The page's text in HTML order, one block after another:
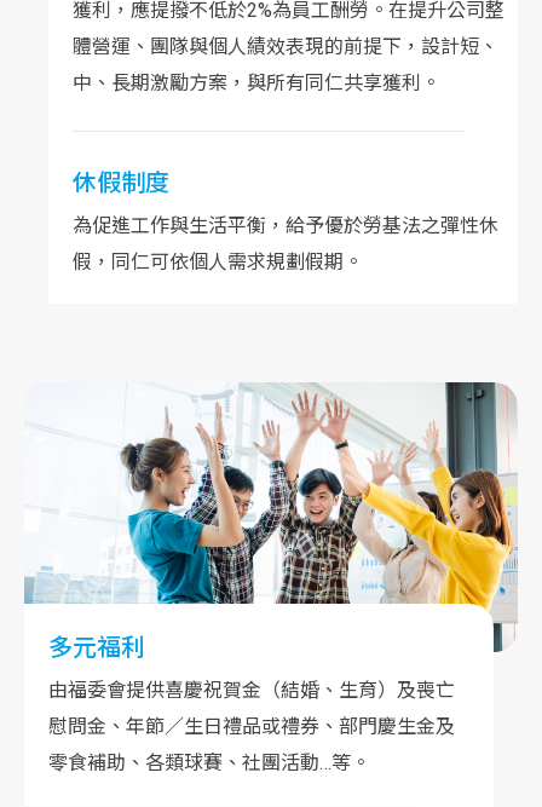
獲利，應提撥不低於2%為員工酬勞。在提升公司整
體營運、團隊與個人績效表現的前提下，設計短、
中、長期激勵方案，與所有同仁共享獲利。
休假制度
為促進工作與生活平衡，給予優於勞基法之彈性休
假，同仁可依個人需求規劃假期。
多元福利
由福委會提供喜慶祝賀金（結婚、生育）及喪亡
慰問金、年節／生日禮品或禮券、部門慶生金及
零食補助、各類球賽、社團活動…等。